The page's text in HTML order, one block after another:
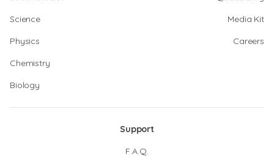
Science
Physics
Chemistry
Biology
Media Kit
Careers
Support
F.A.Q.